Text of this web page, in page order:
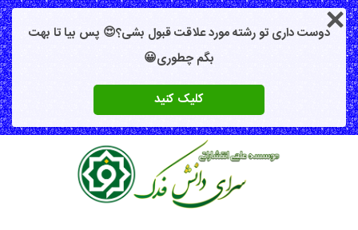
دوست داری تو رشته مورد علاقت قبول بشی؟😍 پس بیا تا بهت
بگم چطوری😀
کلیک کنید